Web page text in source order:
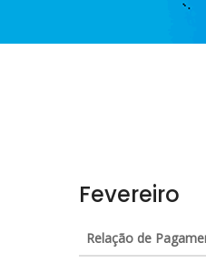
Fevereiro
Relação de